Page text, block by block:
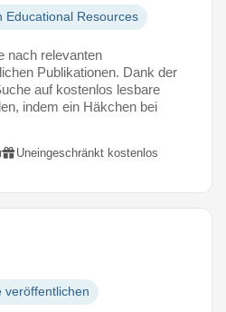
Educational Resources
nach relevanten
Publikationen. Dank der
auf kostenlos lesbare
indem ein Häkchen bei
Uneingeschränkt kostenlos
veröffentlichen